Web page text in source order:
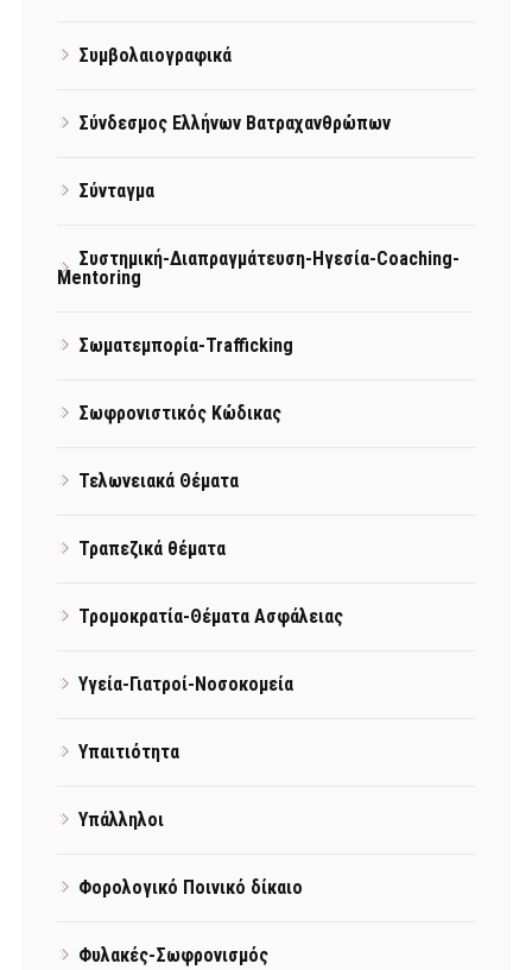
Συμβολαιογραφικά
Σύνδεσμος Ελλήνων Βατραχανθρώπων
Σύνταγμα
Συστημική-Διαπραγμάτευση-Ηγεσία-Coaching-
Mentoring
Σωματεμπορία-Trafficking
Σωφρονιστικός Κώδικας
Τελωνειακά Θέματα
Τραπεζικά θέματα
Τρομοκρατία-Θέματα Ασφάλειας
Υγεία-Γιατροί-Νοσοκομεία
Υπαιτιότητα
Υπάλληλοι
Φορολογικό Ποινικό δίκαιο
Φυλακές-Σωφρονισμός